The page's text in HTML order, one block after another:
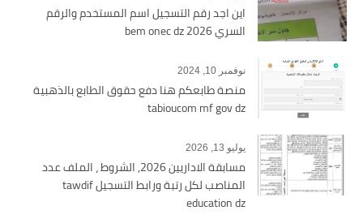
اين اجد رقم التسجيل اسم المستخدم والرقم
السري bem onec dz 2026
نوفمبر 10, 2024
منصة طابعكم هنا دفع حقوق الطابع بالذهبية
tabioucom mf gov dz
يوليو 13, 2026
مسابقة الاداريين 2026, الشروط ، الملف عدد
المناصب لكل رتبة ورابط التسجيل tawdif
education dz